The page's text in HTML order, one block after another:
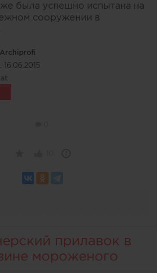
была успешно испытана на
сооружении в
16.06.2015
прилавок в
мороженого